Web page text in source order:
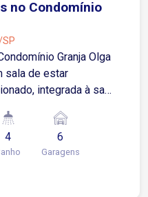
no Condomínio
Granja Olga
sala de estar
integrada à sala
e despensa Área
apoio Lavabo Área de
equipada com
4 6
Garagens